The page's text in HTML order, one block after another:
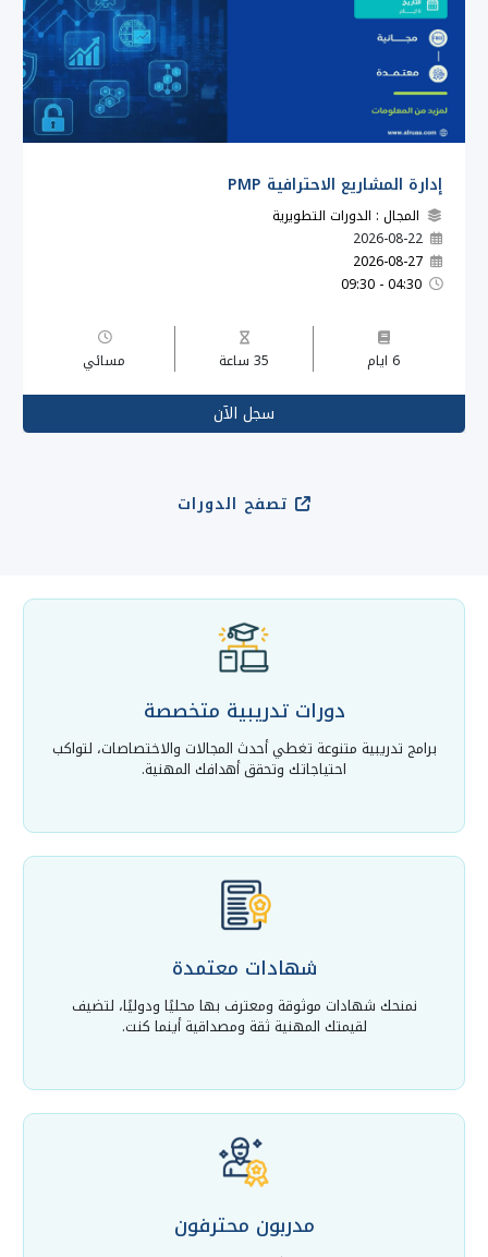
إدارة المشاريع الاحترافية PMP
المجال : الدورات التطويرية
2026-08-22
2026-08-27
04:30 - 09:30
6 ايام 35 ساعة مسائي
سجل الآن
تصفح الدورات
دورات تدريبية متخصصة
برامج تدريبية متنوعة تغطي أحدث المجالات والاختصاصات، لتواكب
احتياجاتك وتحقق أهدافك المهنية.
شهادات معتمدة
نمنحك شهادات موثوقة ومعترف بها محليًا ودوليًا، لتضيف
لقيمتك المهنية ثقة ومصداقية أينما كنت.
مدربون محترفون